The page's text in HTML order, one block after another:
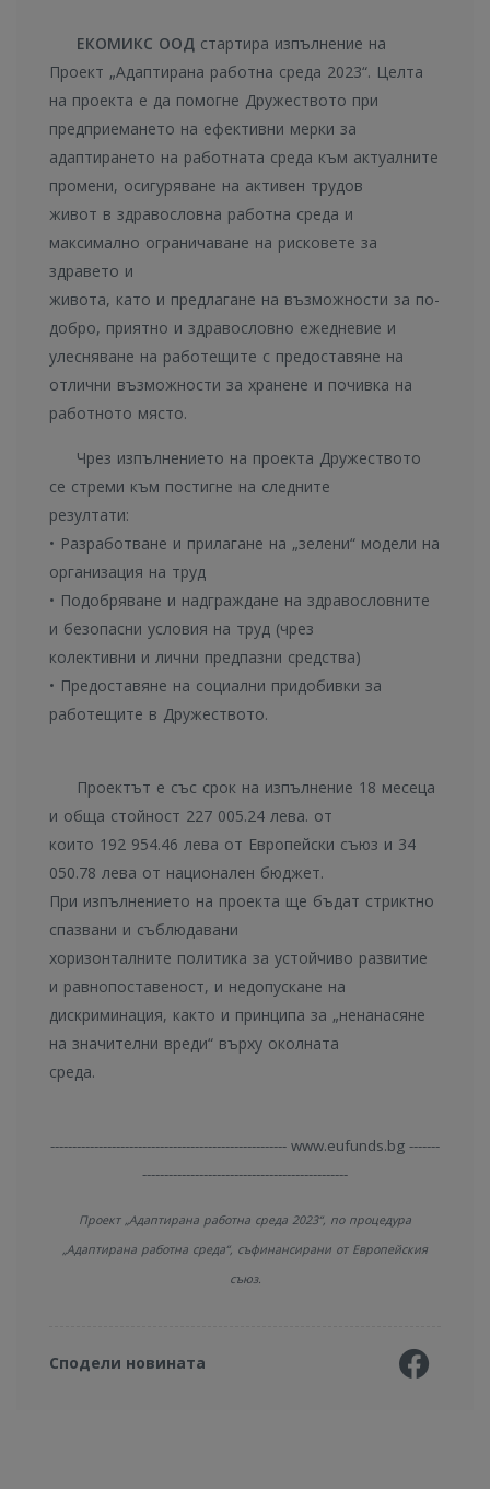
ЕКОМИКС ООД стартира изпълнение на
Проект „Адаптирана работна среда 2023“. Целта
на проекта е да помогне Дружеството при
предприемането на ефективни мерки за
адаптирането на работната среда към актуалните
промени, осигуряване на активен трудов
живот в здравословна работна среда и
максимално ограничаване на рисковете за
здравето и
живота, като и предлагане на възможности за по-
добро, приятно и здравословно ежедневие и
улесняване на работещите с предоставяне на
отлични възможности за хранене и почивка на
работното място.
Чрез изпълнението на проекта Дружеството
се стреми към постигне на следните
резултати:
• Разработване и прилагане на „зелени“ модели на
организация на труд
• Подобряване и надграждане на здравословните
и безопасни условия на труд (чрез
колективни и лични предпазни средства)
• Предоставяне на социални придобивки за
работещите в Дружеството.
Проектът е със срок на изпълнение 18 месеца
и обща стойност 227 005.24 лева. от
които 192 954.46 лева от Европейски съюз и 34
050.78 лева от национален бюджет.
При изпълнението на проекта ще бъдат стриктно
спазвани и съблюдавани
хоризонталните политика за устойчиво развитие
и равнопоставеност, и недопускане на
дискриминация, както и принципа за „ненанасяне
на значителни вреди“ върху околната
среда.
------------------------------------------------------ www.eufunds.bg -------
-----------------------------------------------
Проект „Адаптирана работна среда 2023“, по процедура
„Адаптирана работна среда“, съфинансирани от Европейския
съюз.
Сподели новината